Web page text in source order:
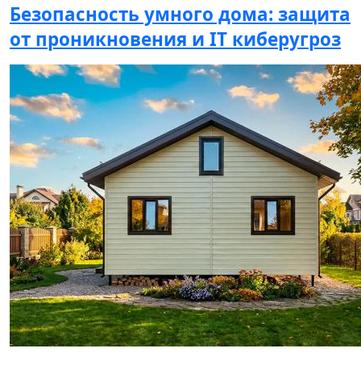
Безопасность умного дома: защита
от проникновения и IT киберугроз